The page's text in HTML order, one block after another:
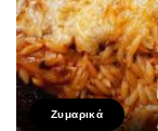
Ζυμαρικά